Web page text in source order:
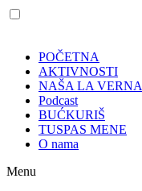
POČETNA
AKTIVNOSTI
NAŠA LA VERNA
Podcast
BUĆKURIŠ
TUSPAS MENE
O nama
Menu